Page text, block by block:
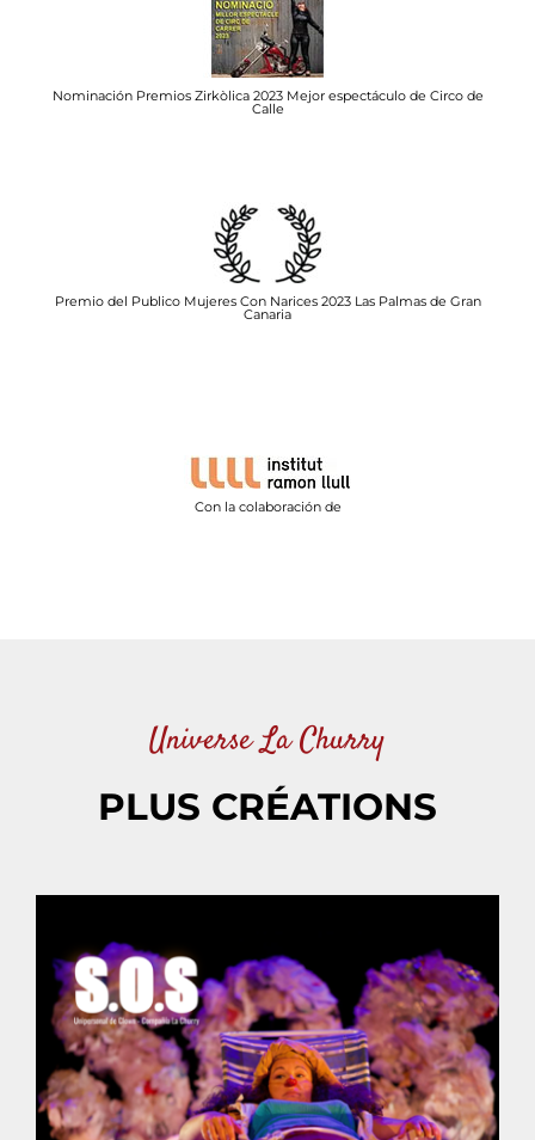
Nominación Premios Zirkòlica 2023 Mejor espectáculo de Circo de
Calle
Premio del Publico Mujeres Con Narices 2023 Las Palmas de Gran
Canaria
Con la colaboración de
Universe La Churry
PLUS CRÉATIONS